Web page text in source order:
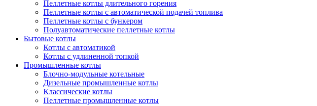
Пеллетные котлы длительного горения
Пеллетные котлы с автоматической подачей топлива
Пеллетные котлы с бункером
Полуавтоматические пеллетные котлы
Бытовые котлы
Котлы с автоматикой
Котлы с удлиненной топкой
Промышленные котлы
Блочно-модульные котельные
Дизельные промышленные котлы
Классические котлы
Пеллетные промышленные котлы